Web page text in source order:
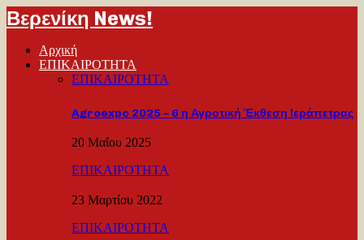
Βερενίκη News!
Αρχική
ΕΠΙΚΑΙΡΟΤΗΤΑ
ΕΠΙΚΑΙΡΟΤΗΤΑ
Agroexpo 2025 – 6 η Αγροτική Έκθεση Ιεράπετρας
20 Μαΐου 2025
ΕΠΙΚΑΙΡΟΤΗΤΑ
23 Μαρτίου 2022
ΕΠΙΚΑΙΡΟΤΗΤΑ